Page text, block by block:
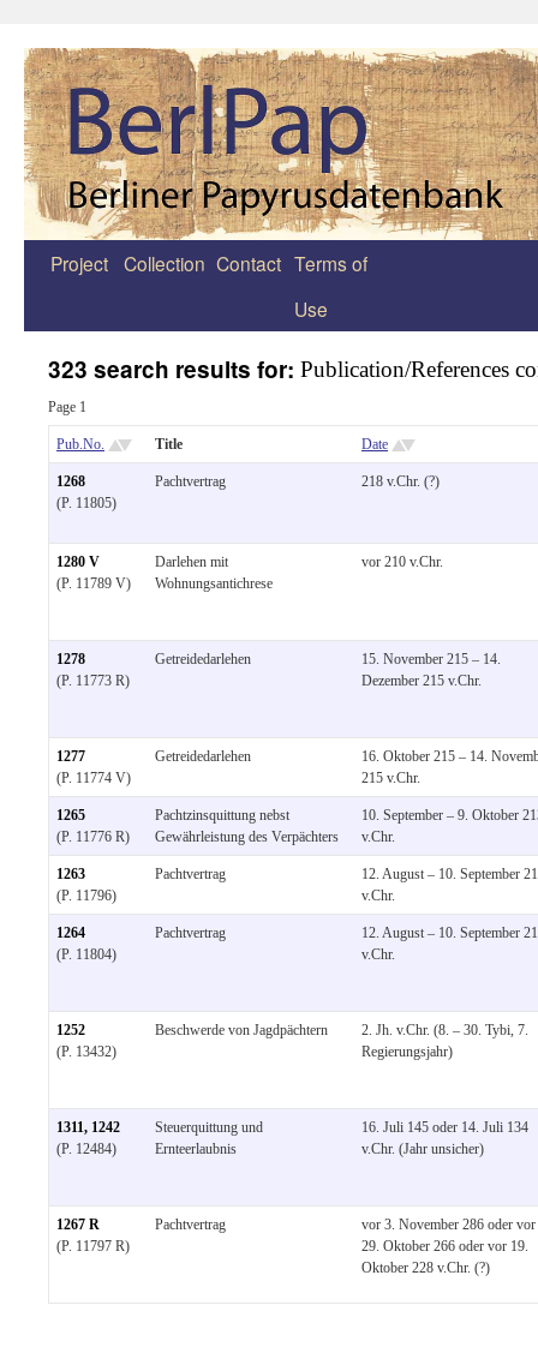
Zum
Project Collection Contact Terms of
Use
323 search results for: Publication/References
Page 1
Pub.No. Title Date
1268
(P. 11805)
Pachtvertrag 218 v.Chr. (?)
1280 V
(P. 11789 V)
Darlehen mit
Wohnungsantichrese
vor 210 v.Chr.
1278
(P. 11773 R)
Getreidedarlehen
15. November 215 – 14.
Dezember 215 v.Chr.
1277
(P. 11774 V)
Getreidedarlehen
16. Oktober 215 – 14.
215 v.Chr.
1265
(P. 11776 R)
Pachtzinsquittung nebst
Gewährleistung des Verpächters
10. September – 9. Oktober
v.Chr.
1263
(P. 11796)
Pachtvertrag
12. August – 10. September
v.Chr.
1264
(P. 11804)
Pachtvertrag
12. August – 10. September
v.Chr.
1252
(P. 13432)
Beschwerde von Jagdpächtern
2. Jh. v.Chr. (8. – 30. Tybi, 7.
Regierungsjahr)
1311, 1242
(P. 12484)
Steuerquittung und
Ernteerlaubnis
16. Juli 145 oder 14. Juli 134
v.Chr. (Jahr unsicher)
1267 R
(P. 11797 R)
Pachtvertrag
vor 3. November 286 oder vor
29. Oktober 266 oder vor 19.
Oktober 228 v.Chr. (?)